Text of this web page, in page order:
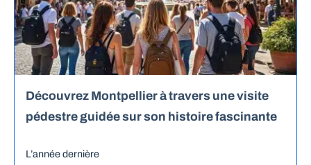
Découvrez Montpellier à travers une visite
pédestre guidée sur son histoire fascinante
L’année dernière